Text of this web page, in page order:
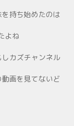
持ち始めたのは
よね
しカズチャンネル
画を見てないど